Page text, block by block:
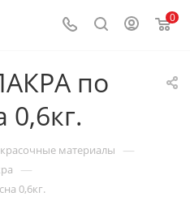
0
по
0,6кг.
материалы —
—
0,6кг.